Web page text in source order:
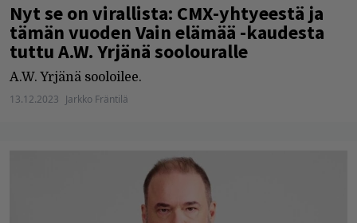
Nyt se on virallista: CMX-yhtyeestä ja
tämän vuoden Vain elämää -kaudesta
tuttu A.W. Yrjänä soolouralle
A.W. Yrjänä sooloilee.
13.12.2023 Jarkko Fräntilä